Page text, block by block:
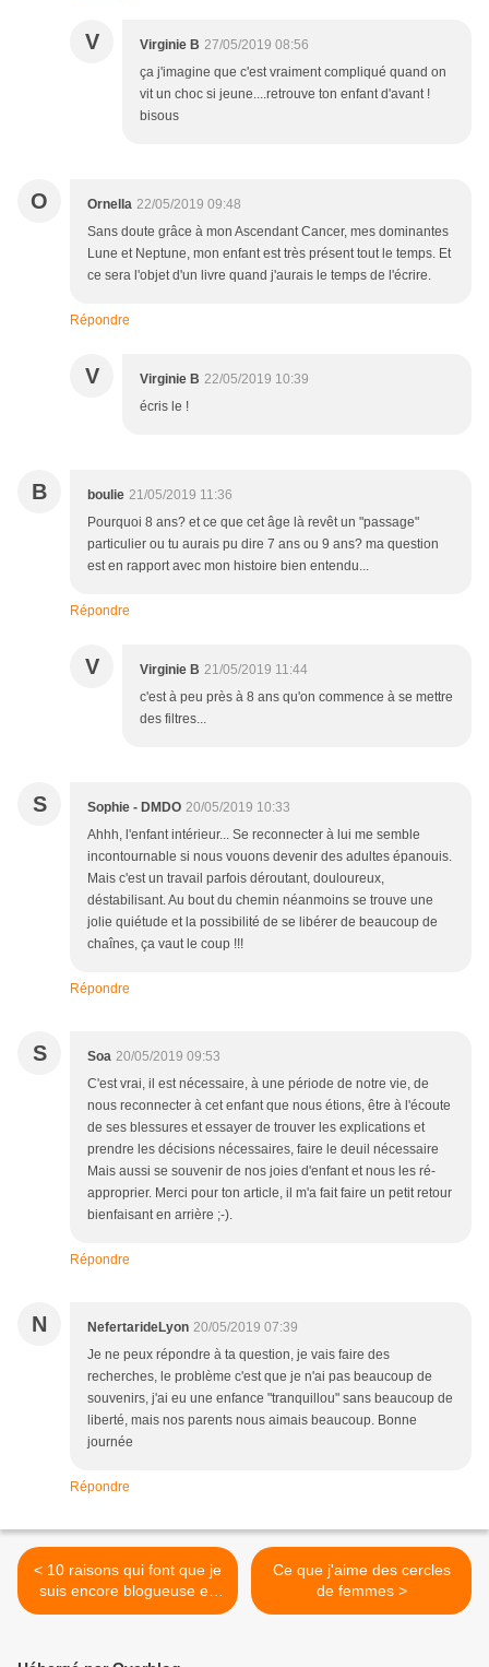
V Virginie B 27/05/2019 08:56
ça j'imagine que c'est vraiment compliqué quand on
vit un choc si jeune....retrouve ton enfant d'avant !
bisous
O Ornella 22/05/2019 09:48
Sans doute grâce à mon Ascendant Cancer, mes dominantes
Lune et Neptune, mon enfant est très présent tout le temps. Et
ce sera l'objet d'un livre quand j'aurais le temps de l'écrire.
Répondre
V Virginie B 22/05/2019 10:39
écris le !
B boulie 21/05/2019 11:36
Pourquoi 8 ans? et ce que cet âge là revêt un "passage"
particulier ou tu aurais pu dire 7 ans ou 9 ans? ma question
est en rapport avec mon histoire bien entendu...
Répondre
V Virginie B 21/05/2019 11:44
c'est à peu près à 8 ans qu'on commence à se mettre
des filtres...
S Sophie - DMDO 20/05/2019 10:33
Ahhh, l'enfant intérieur... Se reconnecter à lui me semble
incontournable si nous vouons devenir des adultes épanouis.
Mais c'est un travail parfois déroutant, douloureux,
déstabilisant. Au bout du chemin néanmoins se trouve une
jolie quiétude et la possibilité de se libérer de beaucoup de
chaînes, ça vaut le coup !!!
Répondre
S Soa 20/05/2019 09:53
C'est vrai, il est nécessaire, à une période de notre vie, de
nous reconnecter à cet enfant que nous étions, être à l'écoute
de ses blessures et essayer de trouver les explications et
prendre les décisions nécessaires, faire le deuil nécessaire
Mais aussi se souvenir de nos joies d'enfant et nous les ré-
approprier. Merci pour ton article, il m'a fait faire un petit retour
bienfaisant en arrière ;-).
Répondre
N NefertarideLyon 20/05/2019 07:39
Je ne peux répondre à ta question, je vais faire des
recherches, le problème c'est que je n'ai pas beaucoup de
souvenirs, j'ai eu une enfance "tranquillou" sans beaucoup de
liberté, mais nos parents nous aimais beaucoup. Bonne
journée
Répondre
< 10 raisons qui font que je
suis encore blogueuse en
2019
Ce que j'aime des cercles
de femmes >